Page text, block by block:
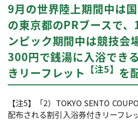
9月の世界陸上期間中は
の東京都のPRブースで、
ンピック期間中は競技会
300円で銭湯に入浴でき
きリーフレット
【注5】 を
【注5】「2）TOKYO SENTO
配布される割引入浴券付きリーフレ